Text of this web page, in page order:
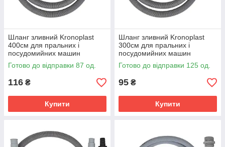
Шланг зливний Kronoplast
400см для пральних і
посудомийних машин
Готово до відправки 87 од.
116 ₴
Купити
Шланг зливний Kronoplast
300см для пральних і
посудомийних машин
Готово до відправки 125 од.
95 ₴
Купити